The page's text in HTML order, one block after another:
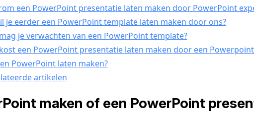
een PowerPoint presentatie laten maken door PowerPoint
je eerder een PowerPoint template laten maken door ons?
je verwachten van een PowerPoint template?
een PowerPoint presentatie laten maken door een
PowerPoint laten maken?
artikelen
maken of een PowerPoint